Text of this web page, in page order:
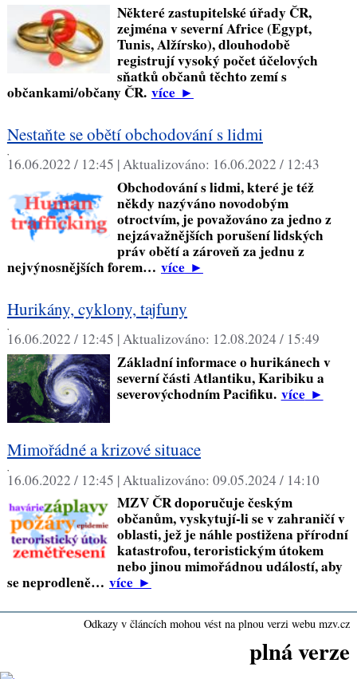
Některé zastupitelské úřady ČR,
zejména v severní Africe (Egypt,
Tunis, Alžírsko), dlouhodobě
registrují vysoký počet účelových
sňatků občanů těchto zemí s
občankami/občany ČR. více►
Nestaňte se obětí obchodování s lidmi
,
16.06.2022 / 12:45 |Aktualizováno: 16.06.2022 / 12:43
Obchodování s lidmi, které je též
někdy nazýváno novodobým
otroctvím, je považováno za jedno z
nejzávažnějších porušení lidských
práv obětí a zároveň za jednu z
nejvýnosnějších forem… více►
Hurikány, cyklony, tajfuny
,
16.06.2022 / 12:45 |Aktualizováno: 12.08.2024 / 15:49
Základní informace o hurikánech v
severní části Atlantiku, Karibiku a
severovýchodním Pacifiku. více►
Mimořádné a krizové situace
16.06.2022 / 12:45 | Aktualizováno: 09.05.2024 / 14:10
MZV ČR doporučuje českým
občanům, vyskytují-li se v zahraničí v
oblasti, jež je náhle postižena přírodní
katastrofou, teroristickým útokem
nebo jinou mimořádnou událostí, aby
se neprodleně… více►
Odkazy v článcích mohou vést na plnou verzi webu mzv.cz
plná verze